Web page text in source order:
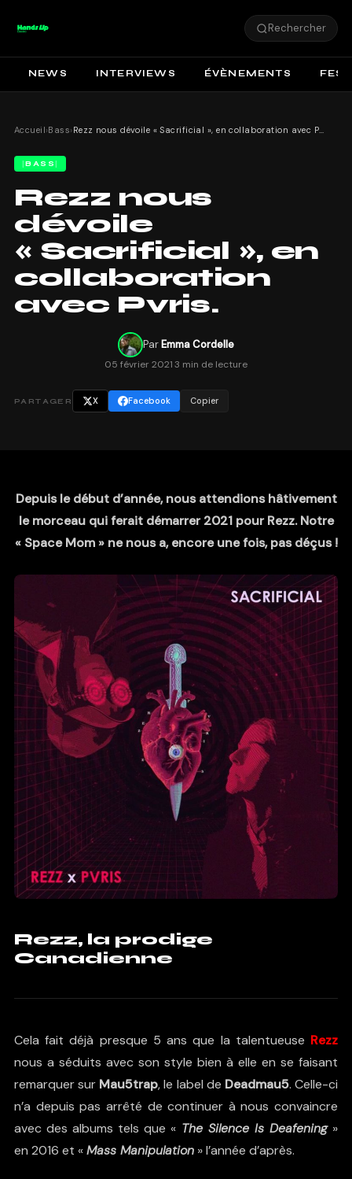
Rechercher
NEWS INTERVIEWS ÉVÈNEMENTS
Accueil›Bass› Rezz nous dévoile « Sacrificial », en collaboration avec Pvris.
BASS
Rezz nous
dévoile
« Sacrificial », en
collaboration
avec Pvris.
ParEmma Cordelle
05 février 20213 min de lecture
PARTAGER X Facebook Copier
Depuis le début d’année, nous attendions hâtivement
le morceau qui ferait démarrer 2021 pour Rezz. Notre
« Space Mom » ne nous a, encore une fois, pas déçus !
Rezz, la prodige
Canadienne
Cela fait déjà presque 5 ans que la talentueuse Rezz
nous a séduits avec son style bien à elle en se faisant
remarquer sur Mau5trap, le label de Deadmau5. Celle-ci
n’a depuis pas arrêté de continuer à nous convaincre
avec des albums tels que « The Silence Is Deafening»
en 2016 et «Mass Manipulation» l’année d’après.